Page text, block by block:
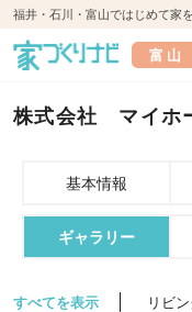
福井・石川・富山ではじめて家
富山
株式会社 マイホ
基本情報
ギャラリー
すべてを表示 リビ